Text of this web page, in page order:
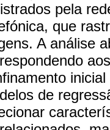
pela
que
A análise
de